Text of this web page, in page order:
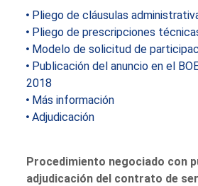
Pliego de cláusulas
Pliego de prescripciones
Modelo de solicitud de
Publicación del anuncio en el
2018
Más información
Adjudicación
Procedimiento negociado con
adjudicación del contrato de